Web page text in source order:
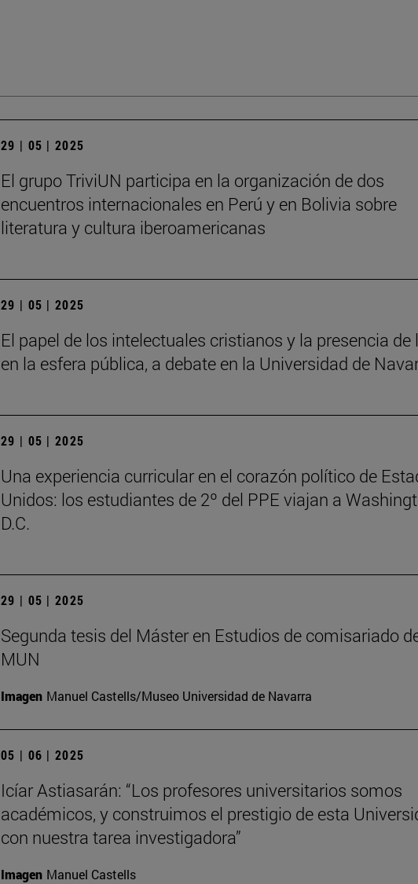
29 | 05 | 2025
El grupo TriviUN participa en la organización de dos
encuentros internacionales en Perú y en Bolivia sobre
literatura y cultura iberoamericanas
29 | 05 | 2025
El papel de los intelectuales cristianos y la presencia de
en la esfera pública, a debate en la Universidad de
29 | 05 | 2025
Una experiencia curricular en el corazón político de
Unidos: los estudiantes de 2º del PPE viajan a
D.C.
29 | 05 | 2025
Segunda tesis del Máster en Estudios de comisariado
MUN
Imagen Manuel Castells/Museo Universidad de Navarra
05 | 06 | 2025
Icíar Astiasarán: “Los profesores universitarios somos
académicos, y construimos el prestigio de esta
con nuestra tarea investigadora”
Imagen Manuel Castells